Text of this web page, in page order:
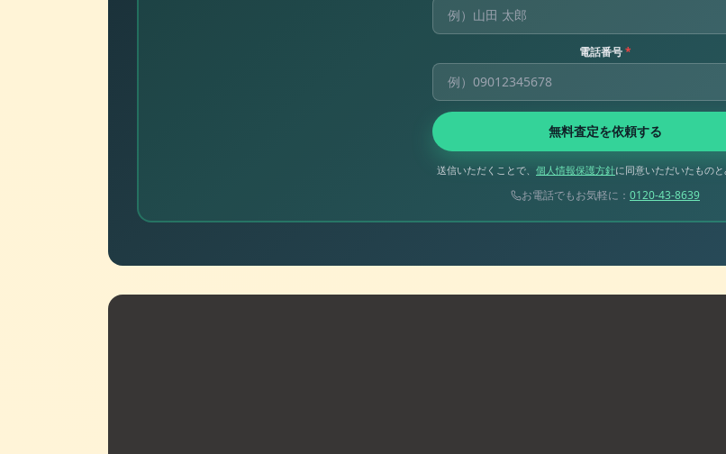
電話番号*
無料査定を依頼する
送信いただくことで、 個人情報保護方針に同意いただいたもの
お電話でもお気軽に： 0120-43-8639